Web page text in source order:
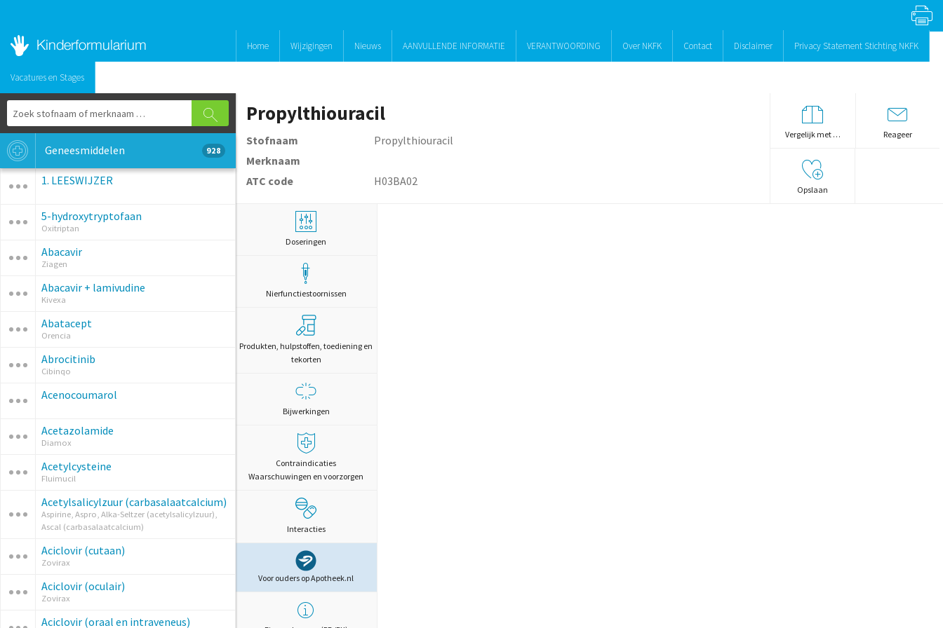
Home Wijzigingen Nieuws AANVULLENDE INFORMATIE VERANTWOORDING Over NKFK Contact Disclaimer Privacy Statement Stichting NKFK
Vacatures en Stages
Geneesmiddelen 928
1. LEESWIJZER
5-hydroxytryptofaan
Oxitriptan
Abacavir
Ziagen
Abacavir + lamivudine
Kivexa
Abatacept
Orencia
Abrocitinib
Cibinqo
Acenocoumarol
Acetazolamide
Diamox
Acetylcysteine
Fluimucil
Acetylsalicylzuur (carbasalaatcalcium)
Aspirine, Aspro, Alka-Seltzer (acetylsalicylzuur),
Ascal (carbasalaatcalcium)
Aciclovir (cutaan)
Zovirax
Aciclovir (oculair)
Zovirax
Aciclovir (oraal en intraveneus)
Propylthiouracil
Stofnaam
Propylthiouracil
Merknaam
ATC code
H03BA02
Vergelijk met … Reageer
Opslaan
Doseringen
Nierfunctiestoornissen
Produkten, hulpstoffen, toediening en
tekorten
Bijwerkingen
Contraindicaties
Waarschuwingen en voorzorgen
Interacties
Voor ouders op Apotheek.nl